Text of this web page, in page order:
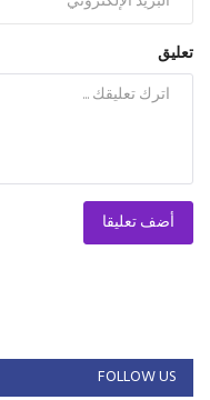
تعليق
أضف تعليقا
FOLLOW US